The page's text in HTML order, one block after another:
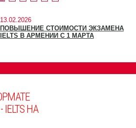
13.02.2026
ПОВЫШЕНИЕ СТОИМОСТИ ЭКЗАМЕНА
IELTS В АРМЕНИИ С 1 МАРТА
IELTS НА